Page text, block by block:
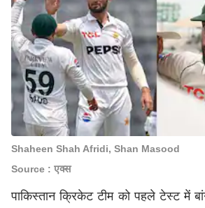
Shaheen Shah Afridi, Shan Masood
Source : एक्स
पाकिस्तान क्रिकेट टीम को पहले टेस्ट में